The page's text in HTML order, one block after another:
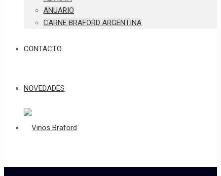
ANUARIO
CARNE BRAFORD ARGENTINA
CONTACTO
NOVEDADES